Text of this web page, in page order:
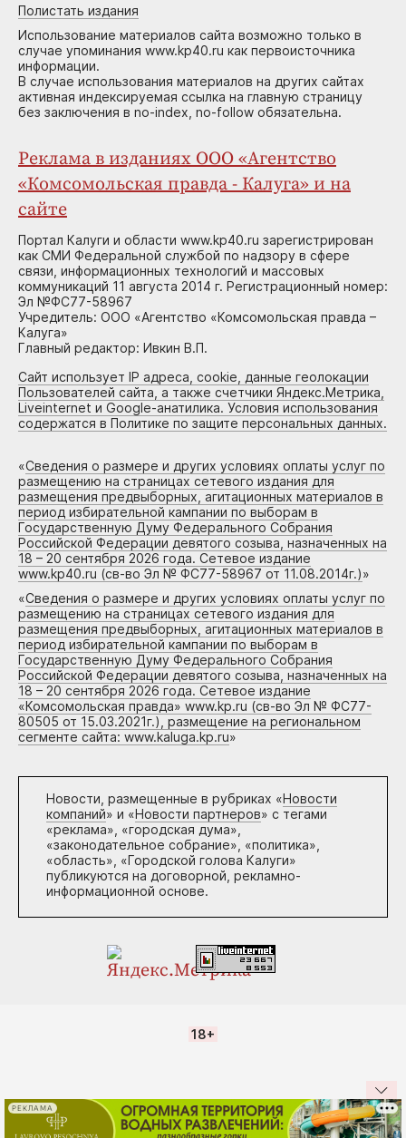
Полистать издания
Использование материалов сайта возможно только в
случае упоминания www.kp40.ru как первоисточника
информации.
В случае использования материалов на других сайтах
активная индексируемая ссылка на главную страницу
без заключения в no-index, no-follow обязательна.
Реклама в изданиях ООО «Агентство
«Комсомольская правда - Калуга» и на
сайте
Портал Калуги и области www.kp40.ru зарегистрирован
как СМИ Федеральной службой по надзору в сфере
связи, информационных технологий и массовых
коммуникаций 11 августа 2014 г. Регистрационный номер:
Эл №ФС77-58967
Учредитель: ООО «Агентство «Комсомольская правда –
Калуга»
Главный редактор: Ивкин В.П.
Сайт использует IP адреса, cookie, данные геолокации
Пользователей сайта, а также счетчики Яндекс.Метрика,
Liveinternet и Google-анатилика. Условия использования
содержатся в Политике по защите персональных данных.
«Сведения о размере и других условиях оплаты услуг по
размещению на страницах сетевого издания для
размещения предвыборных, агитационных материалов в
период избирательной кампании по выборам в
Государственную Думу Федерального Собрания
Российской Федерации девятого созыва, назначенных на
18 – 20 сентября 2026 года. Сетевое издание
www.kp40.ru (св-во Эл № ФС77-58967 от 11.08.2014г.)»
«Сведения о размере и других условиях оплаты услуг по
размещению на страницах сетевого издания для
размещения предвыборных, агитационных материалов в
период избирательной кампании по выборам в
Государственную Думу Федерального Собрания
Российской Федерации девятого созыва, назначенных на
18 – 20 сентября 2026 года. Сетевое издание
«Комсомольская правда» www.kp.ru (св-во Эл № ФС77-
80505 от 15.03.2021г.), размещение на региональном
сегменте сайта: www.kaluga.kp.ru»
Новости, размещенные в рубриках «Новости
компаний» и «Новости партнеров» с тегами
«реклама», «городская дума»,
«законодательное собрание», «политика»,
«область», «Городской голова Калуги»
публикуются на договорной, рекламно-
информационной основе.
18+
РЕКЛАМА